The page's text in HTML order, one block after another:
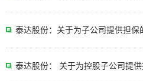
泰达股份：关于为子公司提供担保
泰达股份： 关于为控股子公司提